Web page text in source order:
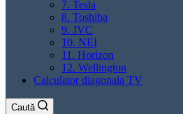
7. Tesla
8. Toshiba
9. JVC
10. NEI
11. Horizon
12. Wellington
Calculator diagonala TV
Caută